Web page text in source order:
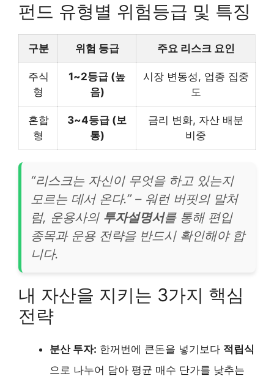
펀드 유형별 위험등급 및 특징
구분 위험 등급 주요 리스크 요인
주식
형
1~2등급 (높
음)
시장 변동성, 업종 집중
도
혼합
형
3~4등급 (보
통)
금리 변화, 자산 배분
비중
“리스크는 자신이 무엇을 하고 있는지
모르는 데서 온다.” – 워런 버핏의 말처
럼, 운용사의 투자설명서를 통해 편입
종목과 운용 전략을 반드시 확인해야 합
니다.
내 자산을 지키는 3가지 핵심
전략
분산 투자: 한꺼번에 큰돈을 넣기보다 적립식
으로 나누어 담아 평균 매수 단가를 낮추는